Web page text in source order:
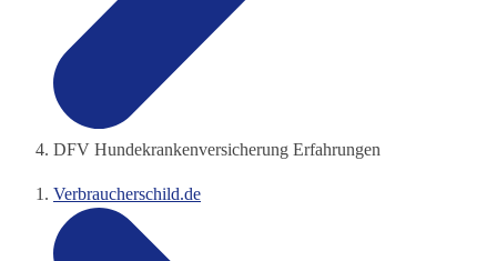
DFV Hundekrankenversicherung Erfahrungen
Verbraucherschild.de